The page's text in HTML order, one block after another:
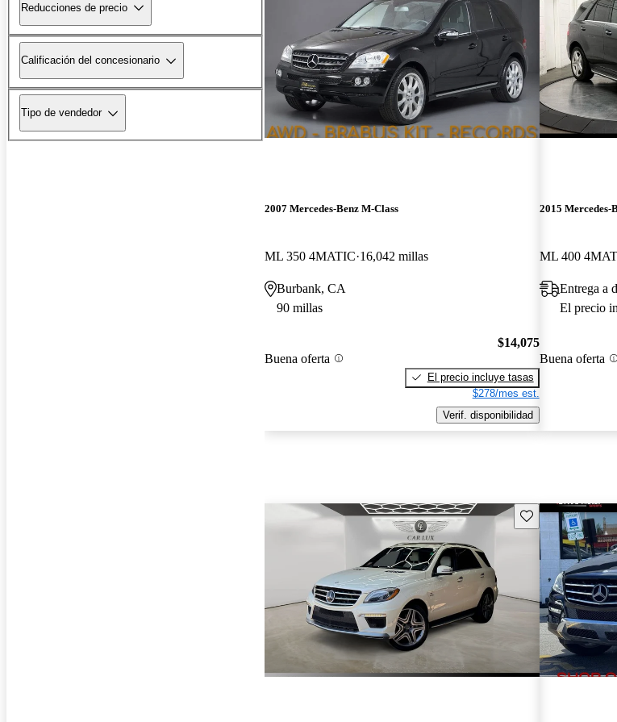
Reducciones de precio
Calificación del concesionario
Tipo de vendedor
2007 Mercedes-Benz M-Class
ML 350 4MATIC 16,042 millas
Burbank, CA
90 millas
Buena oferta
$14,075
El precio incluye tasas
$278/mes est.
Verif. disponibilidad
2015 Mercedes-
ML 400
Entrega a
El precio
Buena oferta
Guarda este Aviso